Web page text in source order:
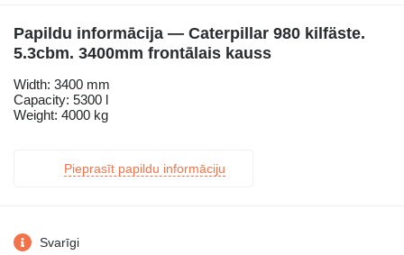
Papildu informācija — Caterpillar 980 kilfäste.
5.3cbm. 3400mm frontālais kauss
Width: 3400 mm
Capacity: 5300 l
Weight: 4000 kg
Pieprasīt papildu informāciju
Svarīgi